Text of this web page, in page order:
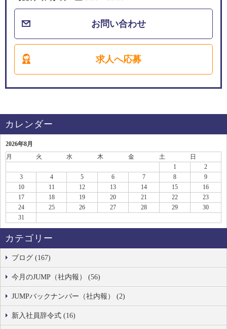
お問い合わせ
求人へ応募
カレンダー
2026年8月
月
火 水 木 金 土
日
1
2
3
4 5 6 7 8
9
10
11 12 13 14 15
16
17
18 19 20 21 22
23
24
25 26 27 28 29
30
31
カテゴリー
ブログ (167)
今月のJUMP（社内報） (56)
JUMPバックナンバー（社内報） (2)
新入社員辞令式 (16)